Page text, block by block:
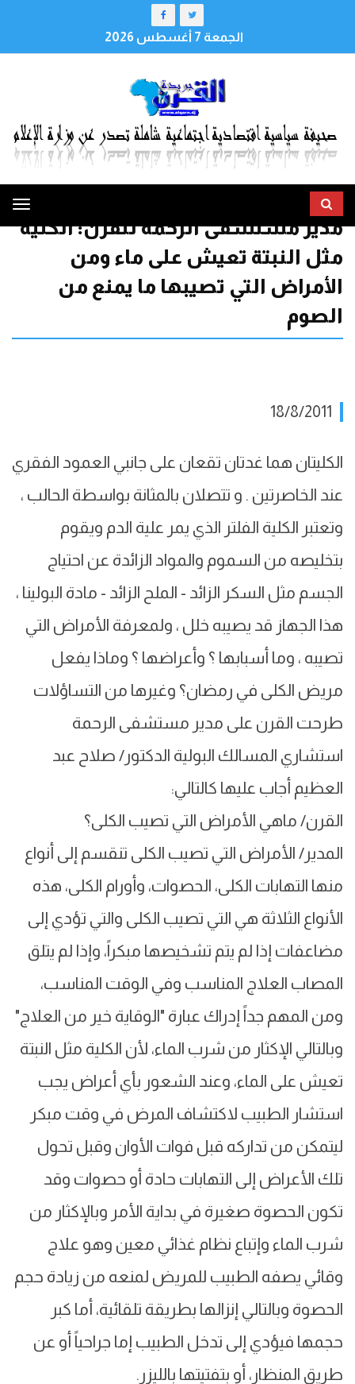
الجمعة 7 أغسطس 2026
مدير مستشفى الرحمة للقرن: الكلية
مثل النبتة تعيش على ماء ومن
الأمراض التي تصيبها ما يمنع من
الصوم
18/8/2011
الكليتان هما غدتان تقعان على جانبي العمود الفقري
عند الخاصرتين . و تتصلان بالمثانة بواسطة الحالب ،
وتعتبر الكلية الفلتر الذي يمر علية الدم ويقوم
بتخليصه من السموم والمواد الزائدة عن احتياج
الجسم مثل السكر الزائد - الملح الزائد - مادة البولينا ،
هذا الجهاز قد يصيبه خلل ، ولمعرفة الأمراض التي
تصيبه ، وما أسبابها ؟ وأعراضها ؟ وماذا يفعل
مريض الكلى في رمضان؟ وغيرها من التساؤلات
طرحت القرن على مدير مستشفى الرحمة
استشاري المسالك البولية الدكتور/ صلاح عبد
العظيم أجاب عليها كالتالي:
القرن/ ماهي الأمراض التي تصيب الكلى؟
المدير/ الأمراض التي تصيب الكلى تنقسم إلى أنواع
منها التهابات الكلى، الحصوات، وأورام الكلى، هذه
الأنواع الثلاثة هي التي تصيب الكلى والتي تؤدي إلى
مضاعفات إذا لم يتم تشخيصها مبكراً، وإذا لم يتلق
المصاب العلاج المناسب وفي الوقت المناسب،
ومن المهم جداً إدراك عبارة "الوقاية خير من العلاج"
وبالتالي الإكثار من شرب الماء، لأن الكلية مثل النبتة
تعيش على الماء، وعند الشعور بأي أعراض يجب
استشار الطبيب لاكتشاف المرض في وقت مبكر
ليتمكن من تداركه قبل فوات الأوان وقبل تحول
تلك الأعراض إلى التهابات حادة أو حصوات وقد
تكون الحصوة صغيرة في بداية الأمر وبالإكثار من
شرب الماء وإتباع نظام غذائي معين وهو علاج
وقائي يصفه الطبيب للمريض لمنعه من زيادة حجم
الحصوة وبالتالي إنزالها بطريقة تلقائية، أما كبر
حجمها فيؤدي إلى تدخل الطبيب إما جراحياً أو عن
طريق المنظار، أو بتفتيتها بالليزر.